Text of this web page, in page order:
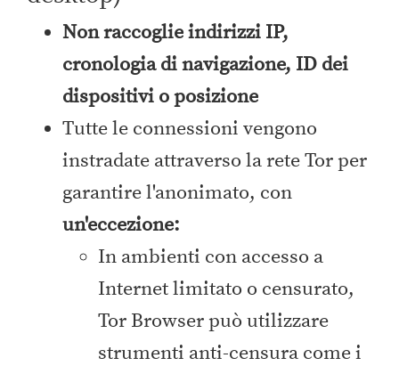
Non raccoglie indirizzi IP,
cronologia di navigazione, ID dei
dispositivi o posizione
Tutte le connessioni vengono
instradate attraverso la rete Tor per
garantire l'anonimato, con
un'eccezione:
In ambienti con accesso a
Internet limitato o censurato,
Tor Browser può utilizzare
strumenti anti-censura come i